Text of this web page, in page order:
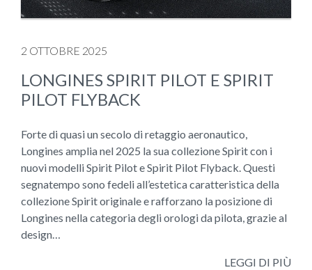
2 OTTOBRE 2025
LONGINES SPIRIT PILOT E SPIRIT
PILOT FLYBACK
Forte di quasi un secolo di retaggio aeronautico,
Longines amplia nel 2025 la sua collezione Spirit con i
nuovi modelli Spirit Pilot e Spirit Pilot Flyback. Questi
segnatempo sono fedeli all’estetica caratteristica della
collezione Spirit originale e rafforzano la posizione di
Longines nella categoria degli orologi da pilota, grazie al
design…
LEGGI DI PIÙ